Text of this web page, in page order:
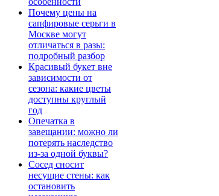
Почему цены на
сапфировые серьги в
Москве могут
отличаться в разы:
подробный разбор
Красивый букет вне
зависимости от
сезона: какие цветы
доступны круглый
год
Опечатка в
завещании: можно ли
потерять наследство
из-за одной буквы?
Сосед сносит
несущие стены: как
остановить